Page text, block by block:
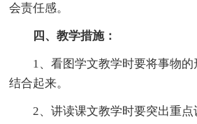
会责任感。
四、教学措施：
1、看图学文教学时要将事物的
结合起来。
2、讲读课文教学时要突出重点